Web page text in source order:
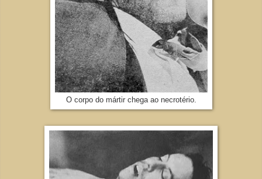
O corpo do mártir chega ao necrotério.